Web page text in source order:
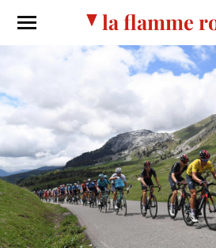
la flamme